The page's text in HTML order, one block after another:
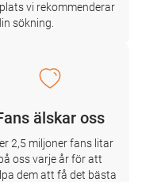
vi rekommenderar
sökning.
älskar oss
2,5 miljoner fans litar
oss varje år för att
dem att få det bästa